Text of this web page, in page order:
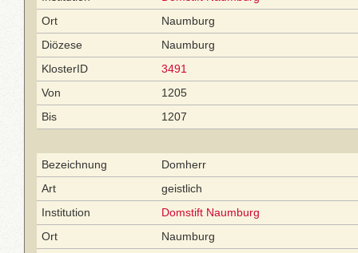
Ort
Naumburg
Diözese
Naumburg
KlosterID
3491
Von
1205
Bis
1207
Bezeichnung
Domherr
Art
geistlich
Institution
Domstift Naumburg
Ort
Naumburg